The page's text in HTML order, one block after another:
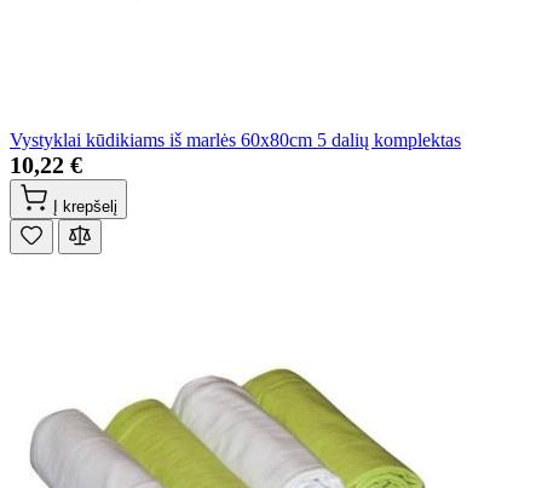
Vystyklai kūdikiams iš marlės 60x80cm 5 dalių komplektas
10,22 €
Į krepšelį